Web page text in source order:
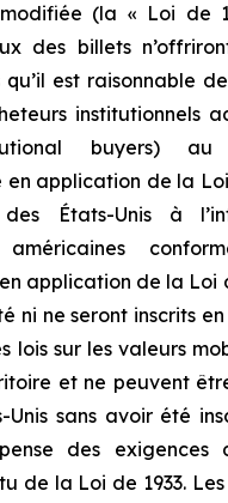
(la « Loi de
des billets
qu’il est raisonnable
institutionnels
buyers) au
en application de la Loi
des États-Unis à
application de la Loi
ni ne seront inscrits
lois sur les valeurs
et ne peuvent
Unis sans avoir été
des exigences
de la Loi de 1933. Les